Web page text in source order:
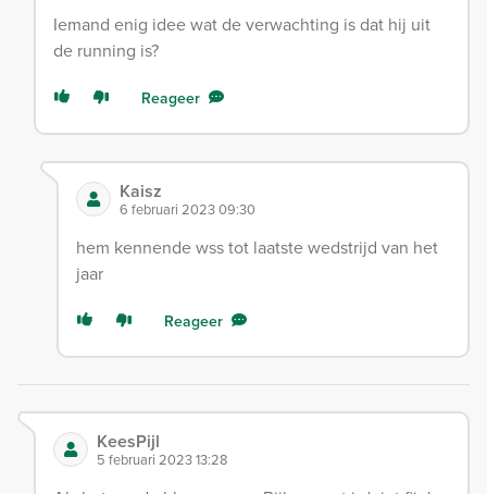
Iemand enig idee wat de verwachting is dat hij uit
de running is?
Reageer
Kaisz
6 februari 2023 09:30
hem kennende wss tot laatste wedstrijd van het
jaar
Reageer
KeesPijl
5 februari 2023 13:28